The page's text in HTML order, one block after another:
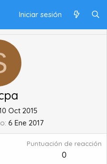
Iniciar sesión
Oct 2015
6 Ene 2017
Puntuación de reacción
0